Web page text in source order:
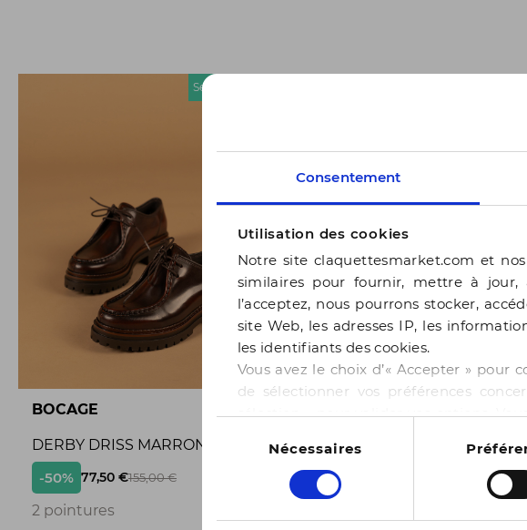
Consentement
Utilisation des cookies
Notre site claquettesmarket.com et
similaires pour fournir, mettre à jour,
l’acceptez, nous pourrons stocker,
site Web, les adresses IP, les
les identifiants des cookies.
Vous avez le choix d’« Accepter » pour
de sélectionner vos préférences
sélection » pour valider vos options.
consentement
Nécessaires
Seconde chance
BOCAGE
DERBY DRISS MARRON
-50% 77,50 €155,00 €
2 pointures
BALLERINE BAILA